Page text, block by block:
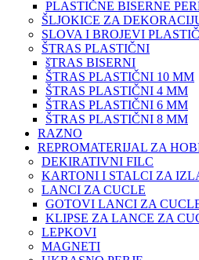
PLASTIČNE BISERNE
ŠLJOKICE ZA
SLOVA I BROJEVI
ŠTRAS PLASTIČNI
šTRAS BISERNI
ŠTRAS PLASTIČNI 10 MM
ŠTRAS PLASTIČNI 4 MM
ŠTRAS PLASTIČNI 6 MM
ŠTRAS PLASTIČNI 8 MM
RAZNO
REPROMATERIJAL ZA
DEKIRATIVNI FILC
KARTONI I STALCI ZA
LANCI ZA CUCLE
GOTOVI LANCI ZA
KLIPSE ZA LANCE ZA
LEPKOVI
MAGNETI